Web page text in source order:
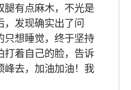
腿有点麻木，不光是
发现确实出了问
只想睡觉，终于坚持
打着自己的脸，告诉
峰去，加油加油！我